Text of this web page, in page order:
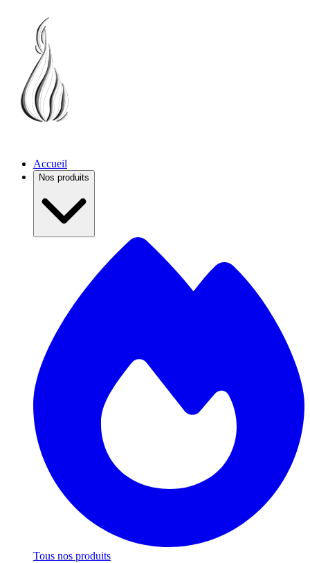
Accueil
Nos produits
Tous nos produits